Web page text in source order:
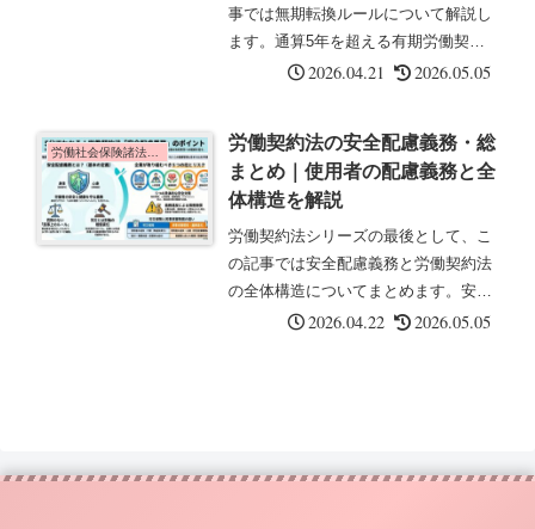
事では無期転換ルールについて解説し
ます。通算5年を超える有期労働契約
には、無期転換申込権が発生する重要
上の有期労働契約の通算契約期間が...
2026.04.21 2026.05.05
労働社会保険諸法令の基礎知識
労働契約法の安全配慮義務・総
まとめ｜使用者の配慮義務と全
体構造を解説
労働契約法シリーズの最後として、こ
の記事では安全配慮義務と労働契約法
の全体構造についてまとめます。安全
配慮義務は使用者の重要な義務の一つ
2026.04.22 2026.05.05